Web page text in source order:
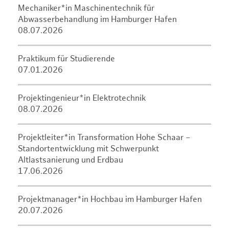
Mechaniker*in Maschinentechnik für
Abwasserbehandlung im Hamburger Hafen
08.07.2026
Praktikum für Studierende
07.01.2026
Projektingenieur*in Elektrotechnik
08.07.2026
Projektleiter*in Transformation Hohe Schaar –
Standortentwicklung mit Schwerpunkt
Altlastsanierung und Erdbau
17.06.2026
Projektmanager*in Hochbau im Hamburger Hafen
20.07.2026